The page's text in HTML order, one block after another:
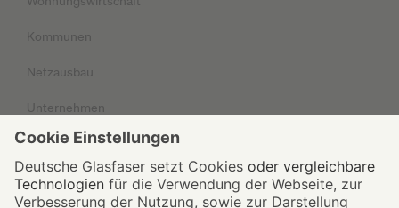
Kommunen
Netzausbau
Unternehmen
Impressum
Datenschutz
AGB